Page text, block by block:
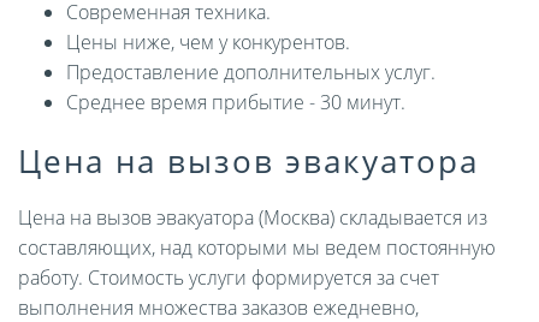
Современная техника.
Цены ниже, чем у конкурентов.
Предоставление дополнительных услуг.
Среднее время прибытие - 30 минут.
Цена на вызов эвакуатора
Цена на вызов эвакуатора (Москва) складывается из
составляющих, над которыми мы ведем постоянную
работу. Стоимость услуги формируется за счет
выполнения множества заказов ежедневно,